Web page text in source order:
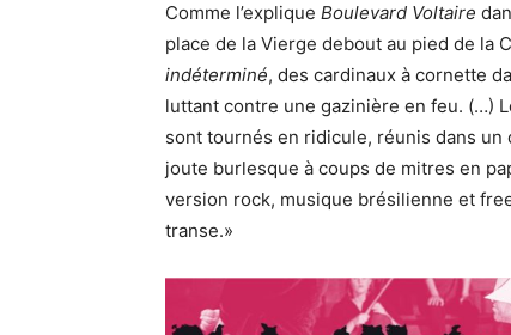
Comme l’explique Boulevard Voltaire
place de la Vierge debout au pied de la
indéterminé, des cardinaux à cornette
luttant contre une gazinière en feu. (…)
sont tournés en ridicule, réunis dans
joute burlesque à coups de mitres en
version rock, musique brésilienne et
transe.»